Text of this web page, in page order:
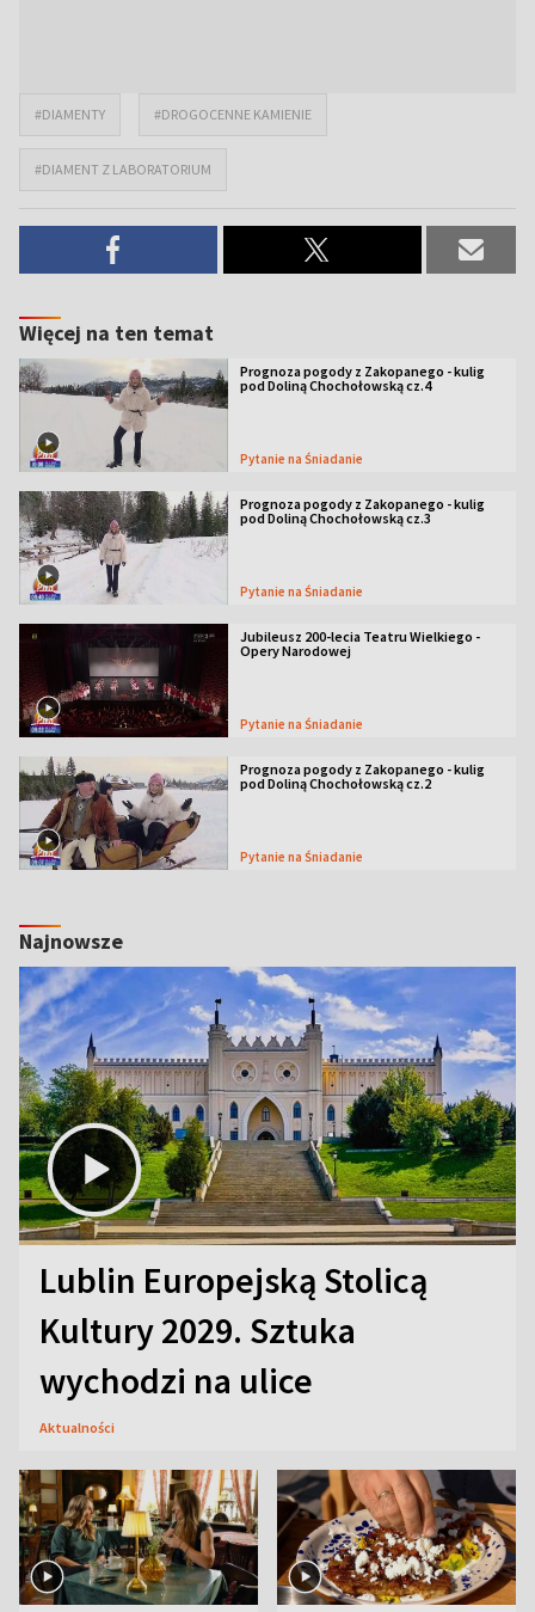
#DIAMENTY #DROGOCENNE KAMIENIE
#DIAMENT Z LABORATORIUM
Więcej na ten temat
Prognoza pogody z Zakopanego - kulig
pod Doliną Chochołowską cz.4
Pytanie na Śniadanie
Prognoza pogody z Zakopanego - kulig
pod Doliną Chochołowską cz.3
Pytanie na Śniadanie
Jubileusz 200-lecia Teatru Wielkiego -
Opery Narodowej
Pytanie na Śniadanie
Prognoza pogody z Zakopanego - kulig
pod Doliną Chochołowską cz.2
Pytanie na Śniadanie
Najnowsze
Lublin Europejską Stolicą
Kultury 2029. Sztuka
wychodzi na ulice
Aktualności